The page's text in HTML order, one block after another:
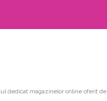
dedicat magazinelor online oferit de